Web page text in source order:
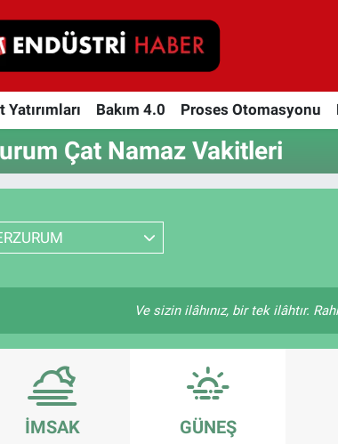
Yatırımları Bakım 4.0 Proses Otomasyonu
Çat Namaz Vakitleri
Ve sizin ilâhınız, bir tek ilâhtır.
İMSAK GÜNEŞ